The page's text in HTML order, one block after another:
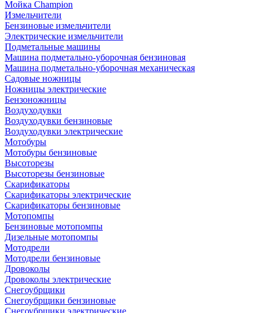
Мойка Champion
Измельчители
Бензиновые измельчители
Электрические измельчители
Подметальные машины
Машина подметально-уборочная бензиновая
Машина подметально-уборочная механическая
Садовые ножницы
Ножницы электрические
Бензоножницы
Воздуходувки
Воздуходувки бензиновые
Воздуходувки электрические
Мотобуры
Мотобуры бензиновые
Высоторезы
Высоторезы бензиновые
Скарификаторы
Скарификаторы электрические
Скарификаторы бензиновые
Мотопомпы
Бензиновые мотопомпы
Дизельные мотопомпы
Мотодрели
Мотодрели бензиновые
Дровоколы
Дровоколы электрические
Снегоубрщики
Снегоубрщики бензиновые
Снегоубрщики электрические